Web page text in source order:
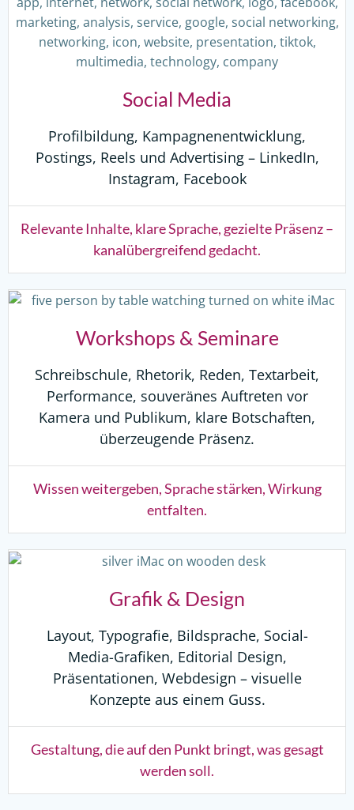
Social Media
Profilbildung, Kampagnenentwicklung,
Postings, Reels und Advertising – LinkedIn,
Instagram, Facebook
Relevante Inhalte, klare Sprache, gezielte Präsenz –
kanalübergreifend gedacht.
Workshops & Seminare
Schreibschule, Rhetorik, Reden, Textarbeit,
Performance, souveränes Auftreten vor
Kamera und Publikum, klare Botschaften,
überzeugende Präsenz.
Wissen weitergeben, Sprache stärken, Wirkung
entfalten.
Grafik & Design
Layout, Typografie, Bildsprache, Social-
Media-Grafiken, Editorial Design,
Präsentationen, Webdesign – visuelle
Konzepte aus einem Guss.
Gestaltung, die auf den Punkt bringt, was gesagt
werden soll.